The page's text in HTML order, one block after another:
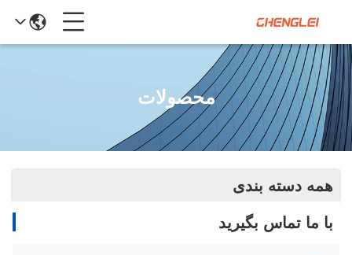
محصولات
همه دسته بندی
با ما تماس بگیرید